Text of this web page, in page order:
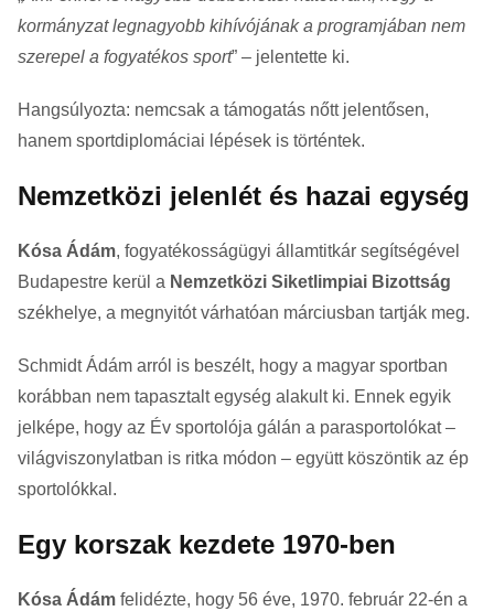
kormányzat legnagyobb kihívójának a programjában nem
szerepel a fogyatékos sport” – jelentette ki.
Hangsúlyozta: nemcsak a támogatás nőtt jelentősen,
hanem sportdiplomáciai lépések is történtek.
Nemzetközi jelenlét és hazai egység
Kósa Ádám, fogyatékosságügyi államtitkár segítségével
Budapestre kerül a Nemzetközi Siketlimpiai Bizottság
székhelye, a megnyitót várhatóan márciusban tartják meg.
Schmidt Ádám arról is beszélt, hogy a magyar sportban
korábban nem tapasztalt egység alakult ki. Ennek egyik
jelképe, hogy az Év sportolója gálán a parasportolókat –
világviszonylatban is ritka módon – együtt köszöntik az ép
sportolókkal.
Egy korszak kezdete 1970-ben
Kósa Ádám felidézte, hogy 56 éve, 1970. február 22-én a